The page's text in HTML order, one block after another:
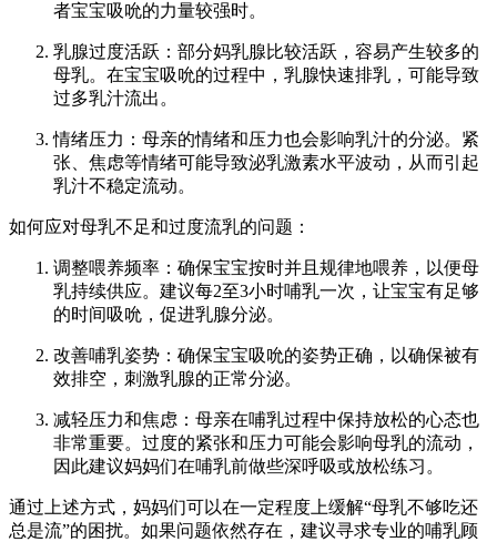
者宝宝吸吮的力量较强时。
乳腺过度活跃：部分妈乳腺比较活跃，容易产生较多的
母乳。在宝宝吸吮的过程中，乳腺快速排乳，可能导致
过多乳汁流出。
情绪压力：母亲的情绪和压力也会影响乳汁的分泌。紧
张、焦虑等情绪可能导致泌乳激素水平波动，从而引起
乳汁不稳定流动。
如何应对母乳不足和过度流乳的问题：
调整喂养频率：确保宝宝按时并且规律地喂养，以便母
乳持续供应。建议每2至3小时哺乳一次，让宝宝有足够
的时间吸吮，促进乳腺分泌。
改善哺乳姿势：确保宝宝吸吮的姿势正确，以确保被有
效排空，刺激乳腺的正常分泌。
减轻压力和焦虑：母亲在哺乳过程中保持放松的心态也
非常重要。过度的紧张和压力可能会影响母乳的流动，
因此建议妈妈们在哺乳前做些深呼吸或放松练习。
通过上述方式，妈妈们可以在一定程度上缓解“母乳不够吃还
总是流”的困扰。如果问题依然存在，建议寻求专业的哺乳顾